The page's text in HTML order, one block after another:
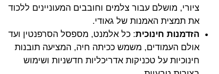
ציורי, מושלם עבור צלמים וחובבים המעוניינים ללכוד
את תמצית האמנות של גאודי.
הזדמנות חינוכית: כל אלמנט, מספסל הסרפנטין ועד
אולם העמודים, משמש ככיתה חיה, המציעה תובנות
חינוכיות על טכניקות אדריכליות חדשניות ושימוש